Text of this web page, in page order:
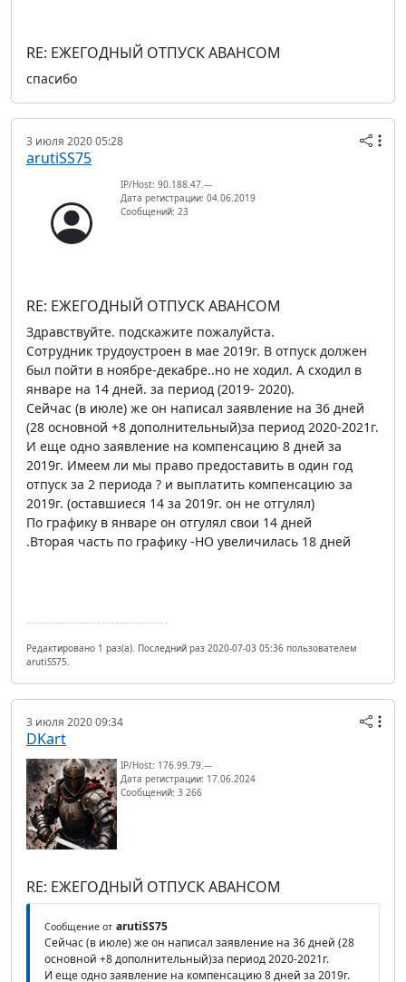
RE: ЕЖЕГОДНЫЙ ОТПУСК АВАНСОМ
спасибо
3 июля 2020 05:28
arutiSS75
IP/Host: 90.188.47.---
Дата регистрации: 04.06.2019
Сообщений: 23
RE: ЕЖЕГОДНЫЙ ОТПУСК АВАНСОМ
Здравствуйте. подскажите пожалуйста.
Сотрудник трудоустроен в мае 2019г. В отпуск должен
был пойти в ноябре-декабре..но не ходил. А сходил в
январе на 14 дней. за период (2019- 2020).
Сейчас (в июле) же он написал заявление на 36 дней
(28 основной +8 дополнительный)за период 2020-2021г.
И еще одно заявление на компенсацию 8 дней за
2019г. Имеем ли мы право предоставить в один год
отпуск за 2 периода ? и выплатить компенсацию за
2019г. (оставшиеся 14 за 2019г. он не отгулял)
По графику в январе он отгулял свои 14 дней
.Вторая часть по графику -НО увеличилась 18 дней
Редактировано 1 раз(а). Последний раз 2020-07-03 05:36 пользователем
arutiSS75.
3 июля 2020 09:34
DKart
IP/Host: 176.99.79.---
Дата регистрации: 17.06.2024
Сообщений: 3 266
RE: ЕЖЕГОДНЫЙ ОТПУСК АВАНСОМ
Сообщение от arutiSS75
Сейчас (в июле) же он написал заявление на 36 дней (28
основной +8 дополнительный)за период 2020-2021г.
И еще одно заявление на компенсацию 8 дней за 2019г.